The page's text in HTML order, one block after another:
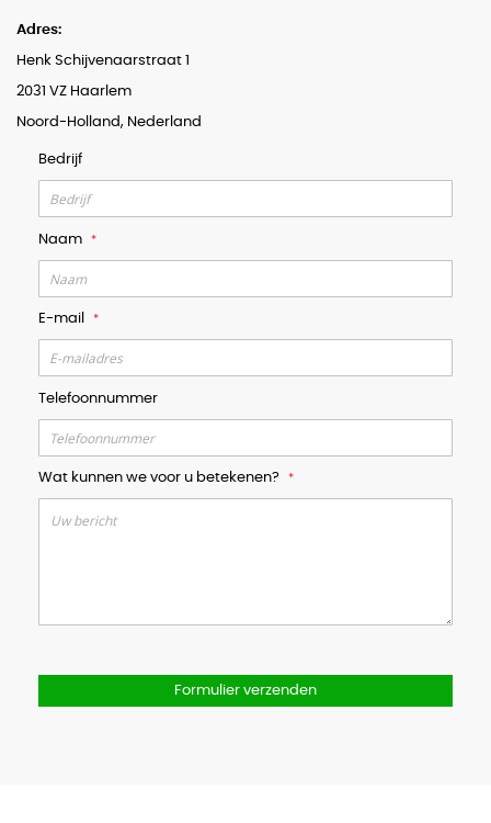
Adres:
Henk Schijvenaarstraat 1
2031 VZ Haarlem
Noord-Holland, Nederland
Bedrijf
Naam
E-mail
Telefoonnummer
Wat kunnen we voor u betekenen?
Formulier verzenden